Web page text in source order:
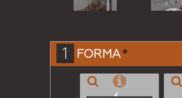
1 FORMA*